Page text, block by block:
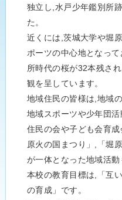
独立し,水戸少年鑑別所
た。
近くには,茨城大学や堀
ポーツの中心地となっ
所時代の桜が32本残さ
観を呈しています。
地域住民の皆様は,地域
地域スポーツや少年団
住民の会や子ども会育
原火の国まつり」,「堀
が一体となった地域活動
本校の教育目標は,「互
の育成」です。